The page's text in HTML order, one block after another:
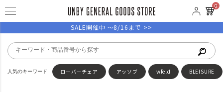
0
SALE開催中 ～8/16まで >>
ローバーチェア アッソブ wfeld BLEISURE